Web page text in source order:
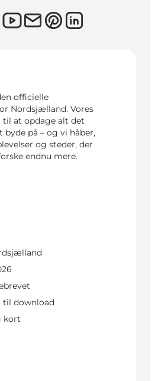
officielle
Nordsjælland. Vores
til at opdage alt det
byde på – og vi håber,
og steder, der
endnu mere.
til download
kort